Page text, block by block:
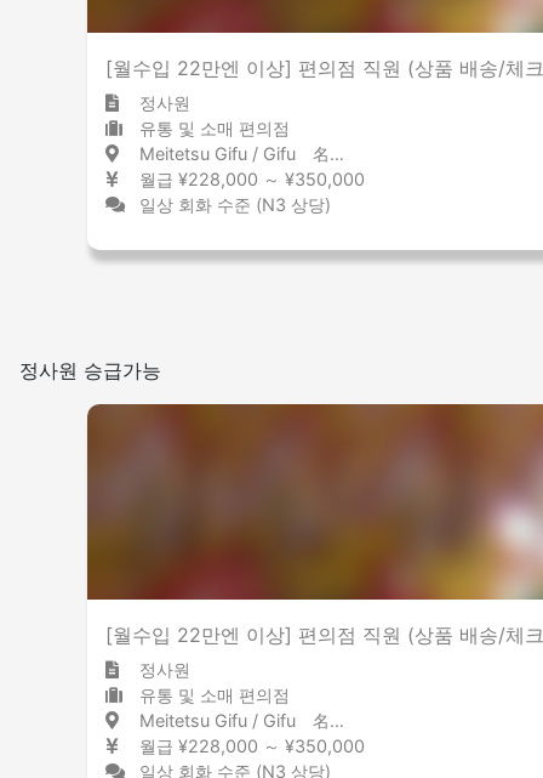
[월수입 22만엔 이상] 편의점 직원 (상품 배송/체
정사원
유통 및 소매 편의점
Meitetsu Gifu / Gifu 名鉄岐阜 / 岐阜県
월급 ¥228,000 ～ ¥350,000
일상 회화 수준 (N3 상당)
정사원 승급가능
[월수입 22만엔 이상] 편의점 직원 (상품 배송/체
정사원
유통 및 소매 편의점
Meitetsu Gifu / Gifu 名鉄岐阜 / 岐阜県
월급 ¥228,000 ～ ¥350,000
일상 회화 수준 (N3 상당)